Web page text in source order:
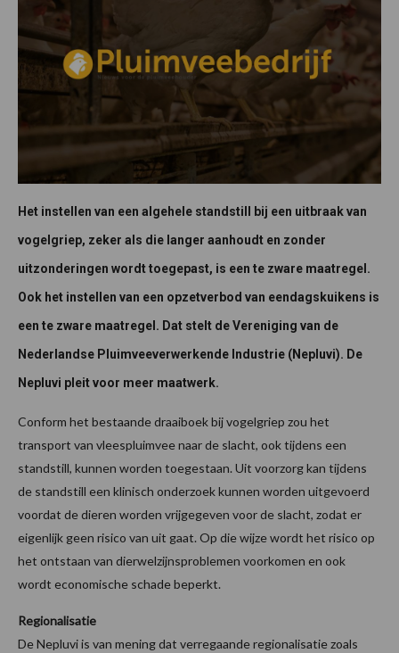
Het instellen van een algehele standstill bij een uitbraak van
vogelgriep, zeker als die langer aanhoudt en zonder
uitzonderingen wordt toegepast, is een te zware maatregel.
Ook het instellen van een opzetverbod van eendagskuikens is
een te zware maatregel. Dat stelt de Vereniging van de
Nederlandse Pluimveeverwerkende Industrie (Nepluvi). De
Nepluvi pleit voor meer maatwerk.
Conform het bestaande draaiboek bij vogelgriep zou het
transport van vleespluimvee naar de slacht, ook tijdens een
standstill, kunnen worden toegestaan. Uit voorzorg kan tijdens
de standstill een klinisch onderzoek kunnen worden uitgevoerd
voordat de dieren worden vrijgegeven voor de slacht, zodat er
eigenlijk geen risico van uit gaat. Op die wijze wordt het risico op
het ontstaan van dierwelzijnsproblemen voorkomen en ook
wordt economische schade beperkt.
Regionalisatie
De Nepluvi is van mening dat verregaande regionalisatie zoals